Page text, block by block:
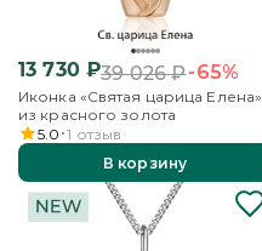
13 730₽39 026₽-65%
Иконка «Святая царица Елена»
из красного золота
5.0 1 отзыв
В корзину